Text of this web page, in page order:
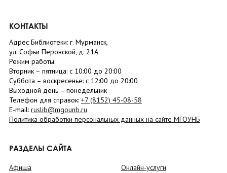
КОНТАКТЫ
Адрес Библиотеки: г. Мурманск,
ул. Софьи Перовской, д. 21А
Режим работы:
Вторник – пятница: с 10:00 до 20:00
Суббота – воскресенье: c 12:00 до 20:00
Выходной день – понедельник
Телефон для справок: +7 (8152) 45-08-58
E-mail: ruslib@mgounb.ru
Политика обработки персональных данных на сайте МГОУНБ
РАЗДЕЛЫ САЙТА
Афиша
Онлайн-услуги